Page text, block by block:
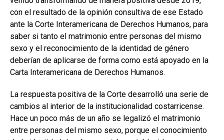
con el resultado de la opinión consultiva de ese Estado
ante la Corte Interamericana de Derechos Humanos, para
saber si tanto el matrimonio entre personas del mismo
sexo y el reconocimiento de la identidad de género
deberían de aplicarse de forma como está apoyado en la
Carta Interamericana de Derechos Humanos.
La respuesta positiva de la Corte desarrolló una serie de
cambios al interior de la institucionalidad costarricense.
Hace un poco más de un año se legalizó el matrimonio
entre personas del mismo sexo, porque el conocimiento